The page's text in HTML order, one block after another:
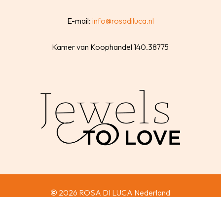
E-mail: info@rosadiluca.nl
Kamer van Koophandel 140.38775
© 2026 ROSA DI LUCA Nederland